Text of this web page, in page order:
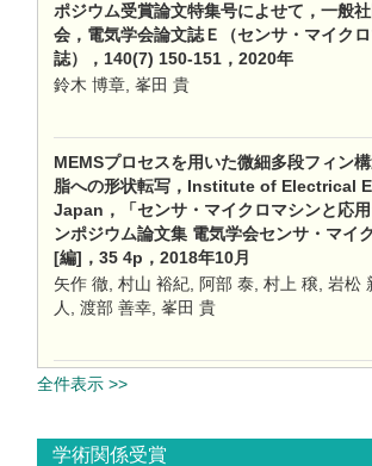
ポジウム受賞論文特集号によせて，一般
会，電気学会論文誌Ｅ（センサ・マイク
誌），140(7) 150-151，2020年
鈴木 博章, 峯田 貴
MEMSプロセスを用いた微細多段フィン
脂への形状転写，Institute of Electrical
Japan，「センサ・マイクロマシンと応
ンポジウム論文集 電気学会センサ・マイ
[編]，35 4p，2018年10月
矢作 徹, 村山 裕紀, 阿部 泰, 村上 穣, 岩松
人, 渡部 善幸, 峯田 貴
全件表示 >>
学術関係受賞